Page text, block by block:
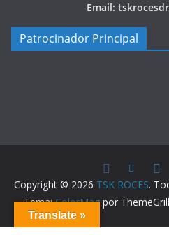
Email:
Patrocinador Principal
Copyright © 2026 TSK ROCES.
Tema:ColorMagpor
Translate »